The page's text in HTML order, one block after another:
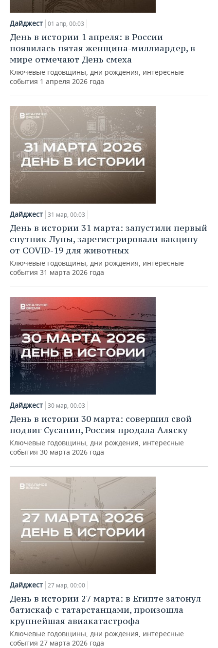
Дайджест 01 апр, 00:03
День в истории 1 апреля: в России
появилась пятая женщина-миллиардер, в
мире отмечают День смеха
Ключевые годовщины, дни рождения, интересные
события 1 апреля 2026 года
Дайджест 31 мар, 00:03
День в истории 31 марта: запустили первый
спутник Луны, зарегистрировали вакцину
от COVID-19 для животных
Ключевые годовщины, дни рождения, интересные
события 31 марта 2026 года
Дайджест 30 мар, 00:03
День в истории 30 марта: совершил свой
подвиг Сусанин, Россия продала Аляску
Ключевые годовщины, дни рождения, интересные
события 30 марта 2026 года
Дайджест 27 мар, 00:00
День в истории 27 марта: в Египте затонул
батискаф с татарстанцами, произошла
крупнейшая авиакатастрофа
Ключевые годовщины, дни рождения, интересные
события 27 марта 2026 года